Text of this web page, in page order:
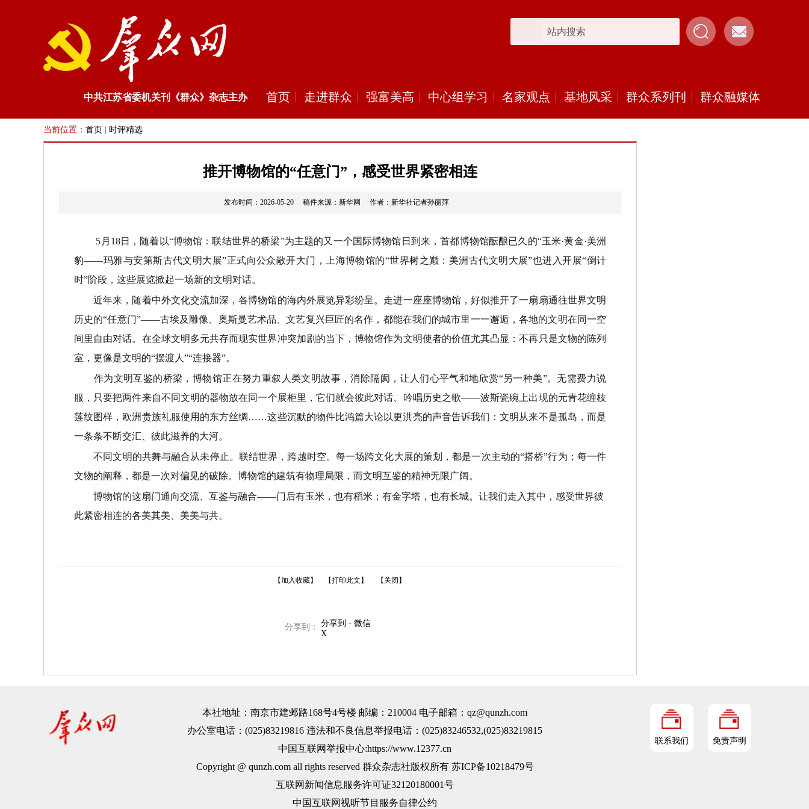
中共江苏省委机关刊《群众》杂志主办 首页 走进群众 强富美高 中心组学习 名家观点 基地风采 群众系列刊 群众融媒体
当前位置： 首页 时评精选
推开博物馆的“任意门”，感受世界紧密相连
发布时间：2026-05-20 稿件来源：新华网 作者：新华社记者孙丽萍
5月18日，随着以“博物馆：联结世界的桥梁”为主题的又一个国际博物馆日到来，首都博物馆酝酿已久的“玉米·黄金·美洲
豹——玛雅与安第斯古代文明大展”正式向公众敞开大门，上海博物馆的“世界树之巅：美洲古代文明大展”也进入开展“倒计
时”阶段，这些展览掀起一场新的文明对话。
近年来，随着中外文化交流加深，各博物馆的海内外展览异彩纷呈。走进一座座博物馆，好似推开了一扇扇通往世界文明
历史的“任意门”——古埃及雕像、奥斯曼艺术品、文艺复兴巨匠的名作，都能在我们的城市里一一邂逅，各地的文明在同一空
间里自由对话。在全球文明多元共存而现实世界冲突加剧的当下，博物馆作为文明使者的价值尤其凸显：不再只是文物的陈列
室，更像是文明的“摆渡人”“连接器”。
作为文明互鉴的桥梁，博物馆正在努力重叙人类文明故事，消除隔阂，让人们心平气和地欣赏“另一种美”。无需费力说
服，只要把两件来自不同文明的器物放在同一个展柜里，它们就会彼此对话、吟唱历史之歌——波斯瓷碗上出现的元青花缠枝
莲纹图样，欧洲贵族礼服使用的东方丝绸……这些沉默的物件比鸿篇大论以更洪亮的声音告诉我们：文明从来不是孤岛，而是
一条条不断交汇、彼此滋养的大河。
不同文明的共舞与融合从未停止。联结世界，跨越时空。每一场跨文化大展的策划，都是一次主动的“搭桥”行为；每一件
文物的阐释，都是一次对偏见的破除。博物馆的建筑有物理局限，而文明互鉴的精神无限广阔。
博物馆的这扇门通向交流、互鉴与融合——门后有玉米，也有稻米；有金字塔，也有长城。让我们走入其中，感受世界彼
此紧密相连的各美其美、美美与共。
【加入收藏】 【打印此文】 【关闭】
分享到：
分享到 - 微信
X
本社地址：南京市建邺路168号4号楼 邮编：210004 电子邮箱：qz@qunzh.com
办公室电话：(025)83219816 违法和不良信息举报电话：(025)83246532,(025)83219815
中国互联网举报中心:https://www.12377.cn
Copyright @ qunzh.com all rights reserved 群众杂志社版权所有 苏ICP备10218479号
互联网新闻信息服务许可证32120180001号
中国互联网视听节目服务自律公约
联系我们 免责声明